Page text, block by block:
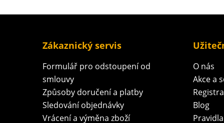
Zákaznický servis
Formulář pro odstoupení od
smlouvy
Způsoby doručení a platby
Sledování objednávky
Vrácení a výměna zboží
O nás
Akce a
Blog